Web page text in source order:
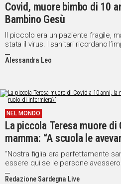
Covid, muore bimbo di 10
Bambino Gesù
Il piccolo era un paziente fragile,
stata il virus. I sanitari ricordano
Alessandra Leo
NEL MONDO
La piccola Teresa muore di
mamma: “A scuola le
infermiera"
“Nostra figlia era perfettamente
essere qui se le persone
figli malati a scuola”
Redazione Sardegna Live